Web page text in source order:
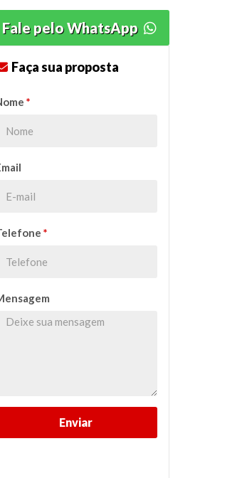
Fale pelo WhatsApp
Faça sua proposta
*
*